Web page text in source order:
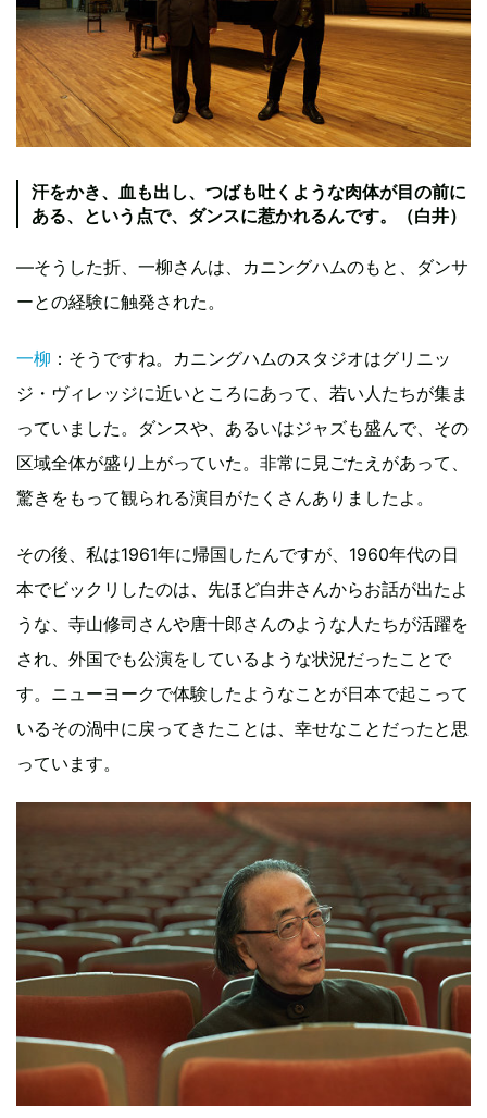
汗をかき、血も出し、つばも吐くような肉体が目の前に
ある、という点で、ダンスに惹かれるんです。（白井）
—そうした折、一柳さんは、カニングハムのもと、ダンサ
ーとの経験に触発された。
一柳 ：そうですね。カニングハムのスタジオはグリニッ
ジ・ヴィレッジに近いところにあって、若い人たちが集ま
っていました。ダンスや、あるいはジャズも盛んで、その
区域全体が盛り上がっていた。非常に見ごたえがあって、
驚きをもって観られる演目がたくさんありましたよ。
その後、私は1961年に帰国したんですが、1960年代の日
本でビックリしたのは、先ほど白井さんからお話が出たよ
うな、寺山修司さんや唐十郎さんのような人たちが活躍を
され、外国でも公演をしているような状況だったことで
す。ニューヨークで体験したようなことが日本で起こって
いるその渦中に戻ってきたことは、幸せなことだったと思
っています。